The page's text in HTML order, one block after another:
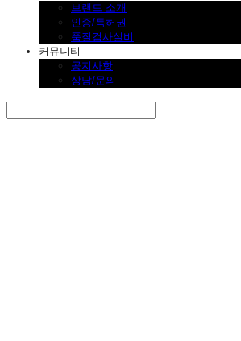
브랜드 소개
인증/특허권
품질검사설비
커뮤니티
공지사항
상담/문의